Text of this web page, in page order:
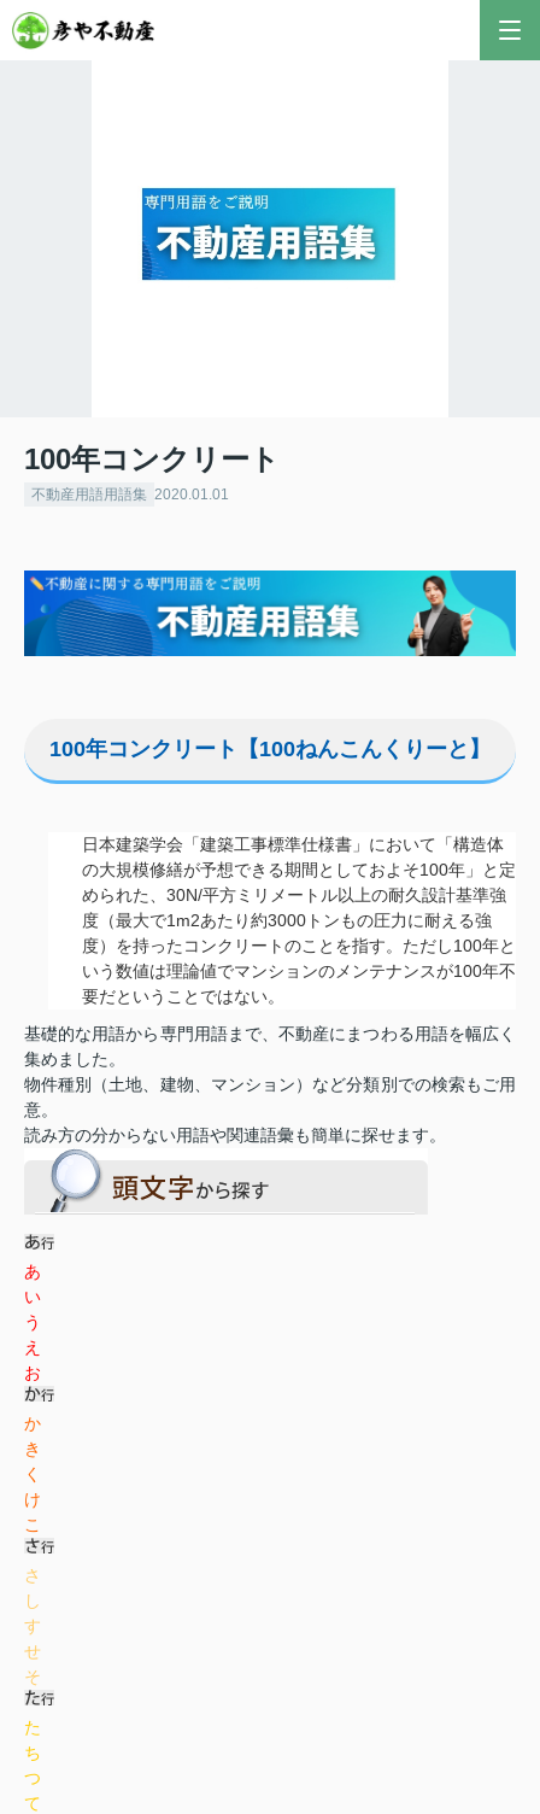
100年コンクリート
不動産用語用語集 2020.01.01
100年コンクリート【100ねんこんくりーと】
日本建築学会「建築工事標準仕様書」において「構造体
の大規模修繕が予想できる期間としておよそ100年」と定
められた、30N/平方ミリメートル以上の耐久設計基準強
度（最大で1m2あたり約3000トンもの圧力に耐える強
度）を持ったコンクリートのことを指す。ただし100年と
いう数値は理論値でマンションのメンテナンスが100年不
要だということではない。
基礎的な用語から専門用語まで、不動産にまつわる用語を幅広く
集めました。
物件種別（土地、建物、マンション）など分類別での検索もご用
意。
読み方の分からない用語や関連語彙も簡単に探せます。
あ
い
う
え
お
か
き
く
け
こ
さ
し
す
せ
そ
た
ち
つ
て
おすすめ不動産AIコンテンツとして、膨大なデータ
から最適なご提案を導き出します✨
不動産の売却や購入など、何でもお気軽にご相談く